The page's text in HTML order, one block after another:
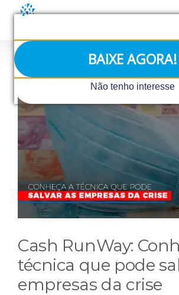
BAIXE AGORA!
Não tenho interesse
conteúdo
View
Larger
Image
Cash RunWay:
técnica que pode
empresas da crise